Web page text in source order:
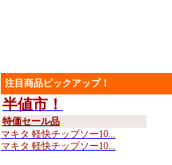
注目商品ピックアップ！
半値市！
特価セール品
マキタ 軽快チップソー10...
マキタ 軽快チップソー10...